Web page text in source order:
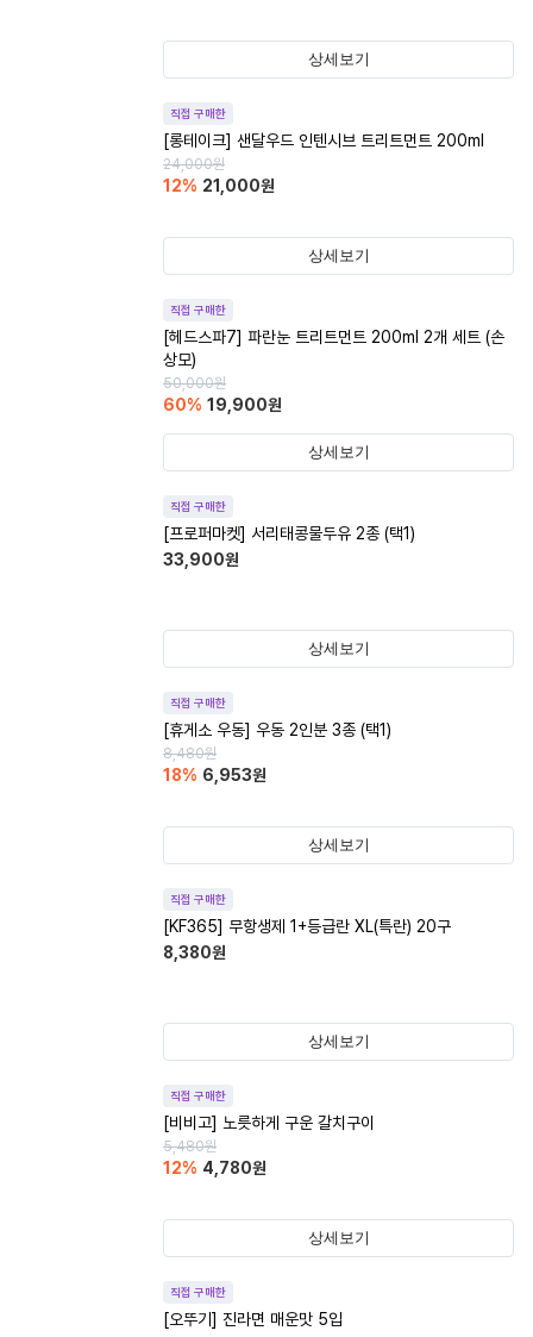
상세보기
직접 구매한
[롱테이크] 샌달우드 인텐시브 트리트먼트 200ml
24,000원
12% 21,000원
상세보기
직접 구매한
[헤드스파7] 파란눈 트리트먼트 200ml 2개 세트 (손
상모)
50,000원
60% 19,900원
상세보기
직접 구매한
[프로퍼마켓] 서리태콩물두유 2종 (택1)
33,900원
상세보기
직접 구매한
[휴게소 우동] 우동 2인분 3종 (택1)
8,480원
18% 6,953원
상세보기
직접 구매한
[KF365] 무항생제 1+등급란 XL(특란) 20구
8,380원
상세보기
직접 구매한
[비비고] 노릇하게 구운 갈치구이
5,480원
12% 4,780원
상세보기
직접 구매한
[오뚜기] 진라면 매운맛 5입